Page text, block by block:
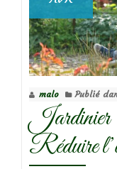
malo Publié
Jardinier
Réduire